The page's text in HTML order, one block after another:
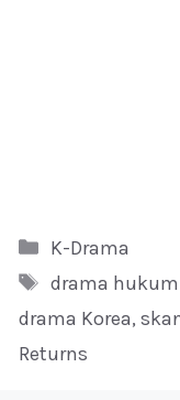
Kategori
K-Drama
Tag
drama hukum
drama Korea,
Returns